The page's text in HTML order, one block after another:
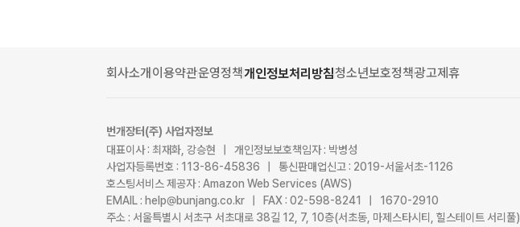
회사소개 이용약관운영정책개인정보처리방침청소년보호정책광고제휴
번개장터(주) 사업자정보
대표이사 : 최재화, 강승현 | 개인정보보호책임자 : 박병성
사업자등록번호 : 113-86-45836 | 통신판매업신고 : 2019-서울서초-1126
호스팅서비스 제공자 : Amazon Web Services (AWS)
EMAIL : help@bunjang.co.kr | FAX : 02-598-8241 | 1670-2910
주소 : 서울특별시 서초구 서초대로 38길 12, 7, 10층(서초동, 마제스타시티, 힐스테이트 서리풀)